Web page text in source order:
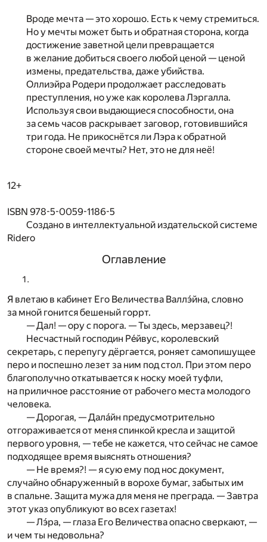
Вроде мечта — это хорошо. Есть к чему стремиться.
Но у мечты может быть и обратная сторона, когда
достижение заветной цели превращается
в желание добиться своего любой ценой — ценой
измены, предательства, даже убийства.
Оллиэйра Родери продолжает расследовать
преступления, но уже как королева Лэргалла.
Используя свои выдающиеся способности, она
за семь часов раскрывает заговор, готовившийся
три года. Не прикоснётся ли Лэра к обратной
стороне своей мечты? Нет, это не для неё!
12+
ISBN 978-5-0059-1186-5
Создано в интеллектуальной издательской системе
Ridero
Оглавление
Я влетаю в кабинет Его Величества Валлэ́йна, словно
за мной гонится бешеный горрт.
— Дал! — ору с порога. — Ты здесь, мерзавец?!
Несчастный господин Рéйвус, королевский
секретарь, с перепугу дёргается, роняет самопишущее
перо и поспешно лезет за ним под стол. При этом перо
благополучно откатывается к носку моей туфли,
на приличное расстояние от рабочего места молодого
человека.
— Дорогая, — Далáйн предусмотрительно
отгораживается от меня спинкой кресла и защитой
первого уровня, — тебе не кажется, что сейчас не самое
подходящее время выяснять отношения?
— Не время?! — я сую ему под нос документ,
случайно обнаруженный в ворохе бумаг, забытых им
в спальне. Защита мужа для меня не преграда. — Завтра
этот указ опубликуют во всех газетах!
— Лэ́ра, — глаза Его Величества опасно сверкают, —
и чем ты недовольна?